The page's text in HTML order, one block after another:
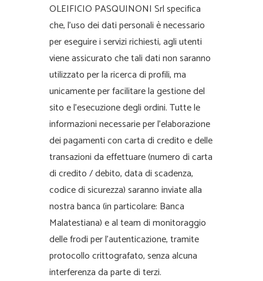
OLEIFICIO PASQUINONI Srl specifica
che, l’uso dei dati personali è necessario
per eseguire i servizi richiesti, agli utenti
viene assicurato che tali dati non saranno
utilizzato per la ricerca di profili, ma
unicamente per facilitare la gestione del
sito e l’esecuzione degli ordini. Tutte le
informazioni necessarie per l’elaborazione
dei pagamenti con carta di credito e delle
transazioni da effettuare (numero di carta
di credito / debito, data di scadenza,
codice di sicurezza) saranno inviate alla
nostra banca (in particolare: Banca
Malatestiana) e al team di monitoraggio
delle frodi per l’autenticazione, tramite
protocollo crittografato, senza alcuna
interferenza da parte di terzi.